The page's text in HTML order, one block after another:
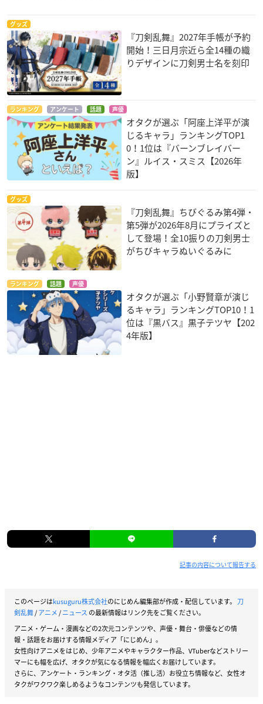
グッズ
『刀剣乱舞』2027年手帳が予約
開始！三日月宗近ら全14種の織
りデザインに刀剣男士名を刻印
ランキング アンケート 話題 声優
オタクが選ぶ「阿座上洋平が演
じるキャラ」ランキングTOP1
0！1位は『バーンブレイバー
ン』ルイス・スミス【2026年
版】
グッズ
『刀剣乱舞』ちびぐるみ第4弾・
第5弾が2026年8月にプライズと
して登場！全10振りの刀剣男士
がちびキャラぬいぐるみに
ランキング 話題 声優
オタクが選ぶ「小野賢章が演じ
るキャラ」ランキングTOP10！1
位は『黒バス』黒子テツヤ【202
4年版】
記事の内容について報告する
このページはkusuguru株式会社のにじめん編集部が作成・配信しています。 刀
剣乱舞/アニメ/ニュース の最新情報はリンク先をご覧ください。
アニメ・ゲーム・漫画などの2次元コンテンツや、声優・舞台・俳優などの情
報・話題をお届けする情報メディア「にじめん」。
女性向けアニメをはじめ、少年アニメやキャラクター作品、VTuberなどストリー
マーにも幅を広げ、オタクが気になる情報を幅広くお届けしています。
さらに、アンケート・ランキング・オタ活（推し活）お役立ち情報など、女性オ
タクがワクワク楽しめるようなコンテンツも発信しています。